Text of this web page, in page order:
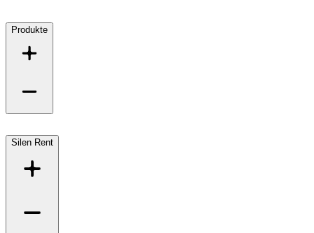
Produkte
Silen Rent